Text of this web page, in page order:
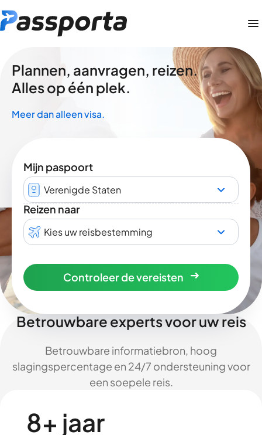
Plannen, aanvragen, reizen.
Alles op één plek.
Meer dan alleen visa.
Mijn paspoort
Verenigde Staten
Reizen naar
Kies uw reisbestemming
Controleer de vereisten
Betrouwbare experts voor uw reis
Betrouwbare informatiebron, hoog
slagingspercentage en 24/7 ondersteuning voor
een soepele reis.
8+ jaar